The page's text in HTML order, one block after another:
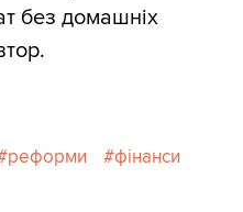
без домашніх
реформи
фінанси